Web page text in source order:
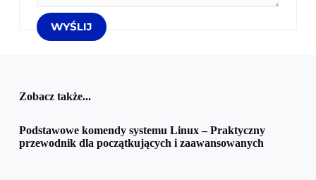
Zobacz także...
Podstawowe komendy systemu Linux – Praktyczny
przewodnik dla początkujących i zaawansowanych